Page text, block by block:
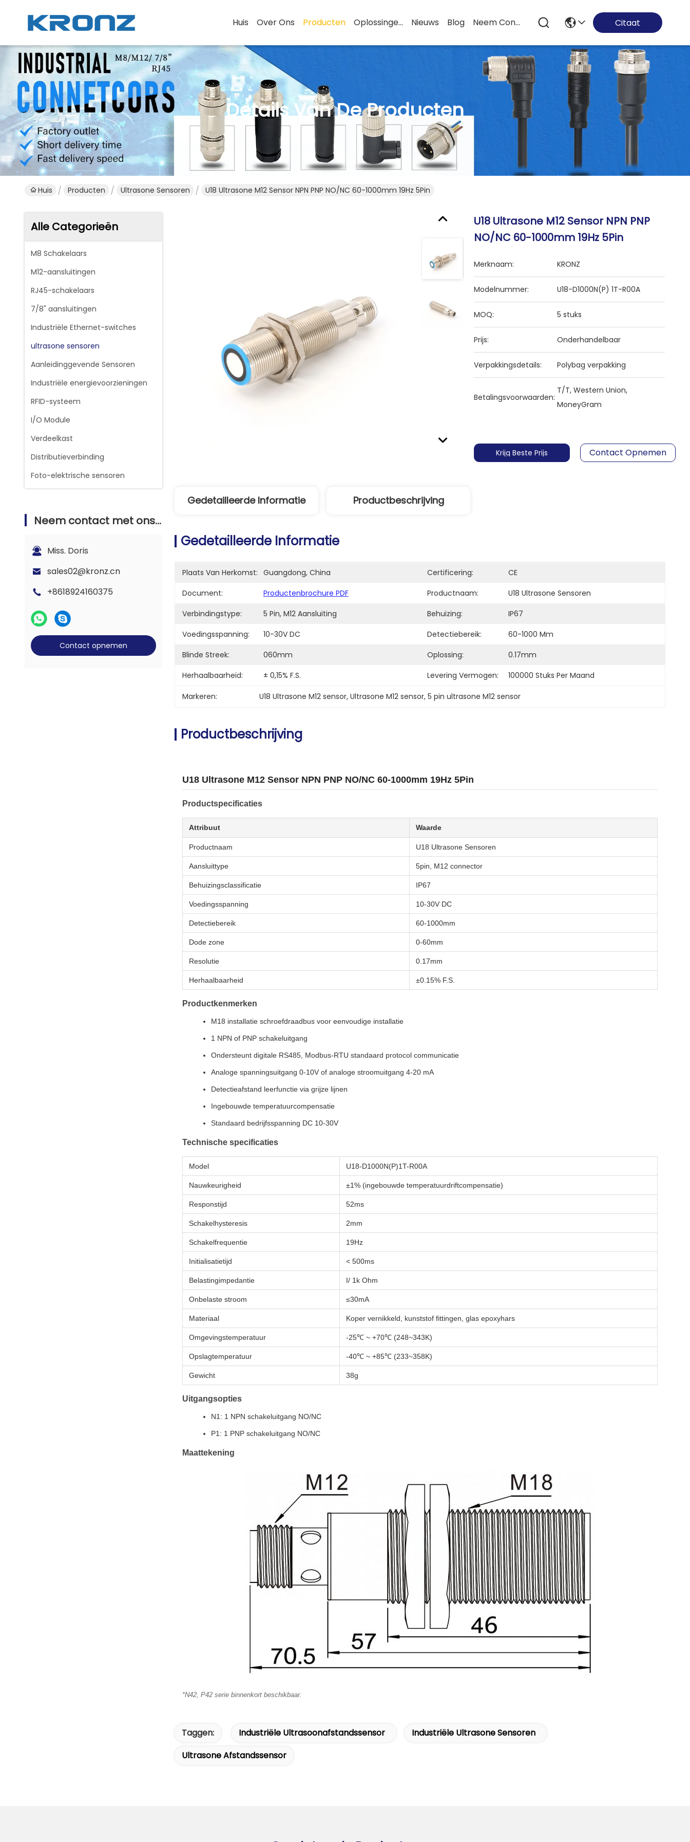
Huis Over Ons Producten Oplossingen Nieuws Blog Neem Contact Met Ons Op Citaat
Details Van De Producten
Huis Producten Ultrasone Sensoren U18 Ultrasone M12 Sensor NPN PNP NO/NC 60-1000mm 19Hz 5Pin
Alle Categorieën
M8 Schakelaars
M12-aansluitingen
RJ45-schakelaars
7/8" aansluitingen
Industriële Ethernet-switches
ultrasone sensoren
Aanleidinggevende Sensoren
Industriële energievoorzieningen
RFID-systeem
I/O Module
Verdeelkast
Distributieverbinding
Foto-elektrische sensoren
Neem contact met ons op
Miss. Doris
sales02@kronz.cn
+8618924160375
Contact opnemen
U18 Ultrasone M12 Sensor NPN PNP
NO/NC 60-1000mm 19Hz 5Pin
Merknaam: KRONZ
Modelnummer: U18-D1000N(P) 1T-R00A
MOQ: 5 stuks
Prijs: Onderhandelbaar
Verpakkingsdetails: Polybag verpakking
Betalingsvoorwaarden:
T/T, Western Union,
MoneyGram
Krijg Beste Prijs Contact Opnemen
Gedetailleerde Informatie Productbeschrijving
Gedetailleerde Informatie
Plaats Van Herkomst: Guangdong, China Certificering:
CE
Document:
Productenbrochure PDF Productnaam:
U18 Ultrasone Sensoren
Verbindingstype:
5 Pin, M12 Aansluiting Behuizing:
IP67
Voedingsspanning:
10-30V DC Detectiebereik:
60-1000 Mm
Blinde Streek:
060mm Oplossing:
0.17mm
Herhaalbaarheid:
± 0,15% F.S. Levering Vermogen: 100000 Stuks Per Maand
Markeren: U18 Ultrasone M12 sensor, Ultrasone M12 sensor, 5 pin ultrasone M12 sensor
Productbeschrijving
U18 Ultrasone M12 Sensor NPN PNP NO/NC 60-1000mm 19Hz 5Pin
Productspecificaties
Attribuut Waarde
Productnaam U18 Ultrasone Sensoren
Aansluittype 5pin, M12 connector
Behuizingsclassificatie IP67
Voedingsspanning 10-30V DC
Detectiebereik 60-1000mm
Dode zone 0-60mm
Resolutie 0.17mm
Herhaalbaarheid ±0.15% F.S.
Productkenmerken
M18 installatie schroefdraadbus voor eenvoudige installatie
1 NPN of PNP schakeluitgang
Ondersteunt digitale RS485, Modbus-RTU standaard protocol communicatie
Analoge spanningsuitgang 0-10V of analoge stroomuitgang 4-20 mA
Detectieafstand leerfunctie via grijze lijnen
Ingebouwde temperatuurcompensatie
Standaard bedrijfsspanning DC 10-30V
Technische specificaties
Model U18-D1000N(P)1T-R00A
Nauwkeurigheid ±1% (ingebouwde temperatuurdriftcompensatie)
Responstijd 52ms
Schakelhysteresis 2mm
Schakelfrequentie 19Hz
Initialisatietijd < 500ms
Belastingimpedantie I/ 1k Ohm
Onbelaste stroom ≤30mA
Materiaal Koper vernikkeld, kunststof fittingen, glas epoxyhars
Omgevingstemperatuur -25℃ ~ +70℃ (248~343K)
Opslagtemperatuur -40℃ ~ +85℃ (233~358K)
Gewicht 38g
Uitgangsopties
N1: 1 NPN schakeluitgang NO/NC
P1: 1 PNP schakeluitgang NO/NC
Maattekening
*N42, P42 serie binnenkort beschikbaar.
Taggen: Industriële Ultrasoonafstandssensor
Industriële Ultrasone Sensoren
Ultrasone Afstandssensor